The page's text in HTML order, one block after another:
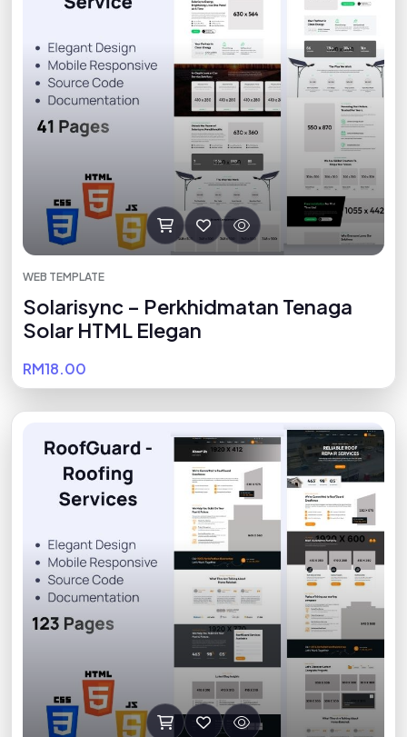
WEB TEMPLATE
Solarisync – Perkhidmatan Tenaga
Solar HTML Elegan
RM18.00